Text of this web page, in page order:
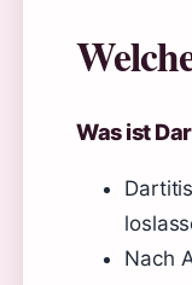
Was ist
Nach